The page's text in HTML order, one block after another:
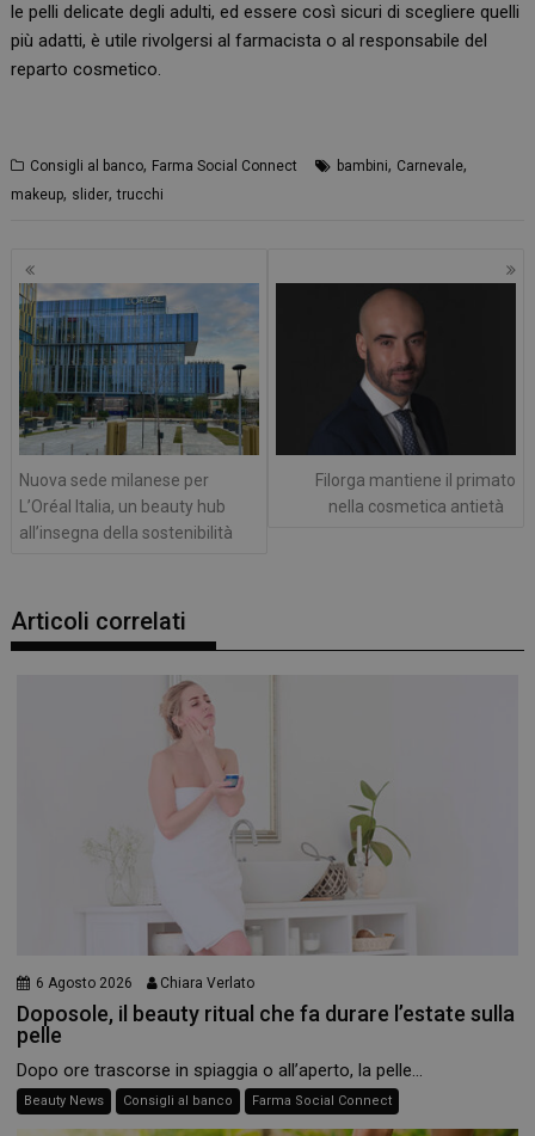
le pelli delicate degli adulti, ed essere così sicuri di scegliere quelli
più adatti, è utile rivolgersi al farmacista o al responsabile del
reparto cosmetico.
Consigli al banco, Farma Social Connect bambini, Carnevale,
makeup, slider,trucchi
Navigazione
articoli
Nuova sede milanese per
L’Oréal Italia, un beauty hub
all’insegna della sostenibilità
Filorga mantiene il primato
nella cosmetica antietà
Articoli correlati
6 Agosto 2026 Chiara Verlato
Doposole, il beauty ritual che fa durare l’estate sulla
pelle
Dopo ore trascorse in spiaggia o all’aperto, la pelle...
Beauty News Consigli al banco Farma Social Connect